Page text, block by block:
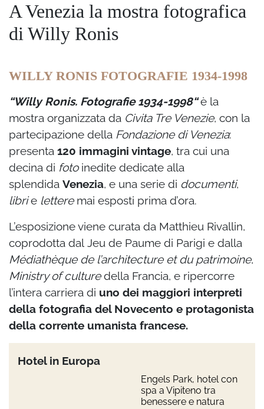
A Venezia la mostra fotografica
di Willy Ronis
WILLY RONIS FOTOGRAFIE 1934-1998
“Willy Ronis. Fotografie 1934-1998“è la
mostra organizzata da Civita Tre Venezie, con la
partecipazione della Fondazione di Venezia:
presenta 120 immagini vintage, tra cui una
decina di fotoinedite dedicate alla
splendida Venezia, e una serie di documenti,
librie letteremai esposti prima d’ora.
L’esposizione viene curata da Matthieu Rivallin,
coprodotta dal Jeu de Paume di Parigi e dalla
Médiathèque de l’architecture et du patrimoine,
Ministry of culturedella Francia, e ripercorre
l’intera carriera di uno dei maggiori interpreti
della fotografia del Novecento e protagonista
della corrente umanista francese.
Hotel in Europa
Engels Park, hotel con
spa a Vipiteno tra
benessere e natura